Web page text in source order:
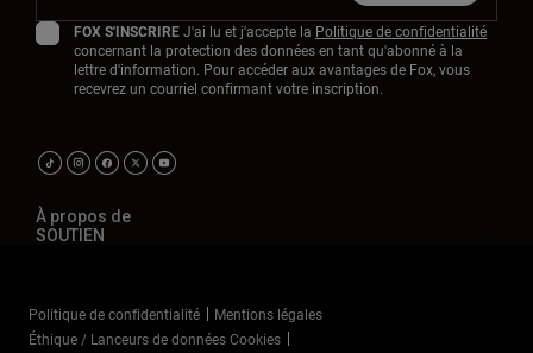
FOX S'INSCRIREJ'ai lu et j'accepte la Politique de confidentialité
concernant la protection des données en tant qu'abonné à la
lettre d'information. Pour accéder aux avantages de Fox, vous
recevrez un courriel confirmant votre inscription.
À propos de
SOUTIEN
Politique de confidentialité
Mentions légales
Éthique / Lanceurs de données Cookies